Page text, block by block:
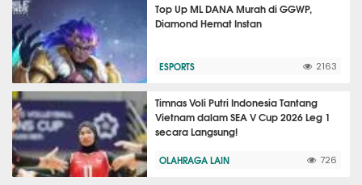
Top Up ML DANA Murah di GGWP,
Diamond Hemat Instan
ESPORTS 2163
Timnas Voli Putri Indonesia Tantang
Vietnam dalam SEA V Cup 2026 Leg 1
secara Langsung!
OLAHRAGA LAIN 726